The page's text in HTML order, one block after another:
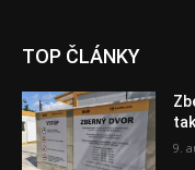
TOP ČLÁNKY
9.